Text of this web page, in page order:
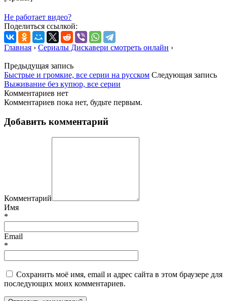
Не работает видео?
Поделиться ссылкой:
Главная › Сериалы Дискавери смотреть онлайн ›
Предыдущая запись
Быстрые и громкие, все серии на русском Следующая запись
Выживание без купюр, все серии
Комментариев нет
Комментариев пока нет, будьте первым.
Добавить комментарий
Комментарий
Имя
*
Email
*
Сохранить моё имя, email и адрес сайта в этом браузере для
последующих моих комментариев.